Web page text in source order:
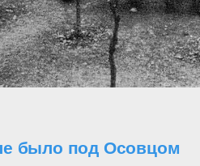
было под Осовцом